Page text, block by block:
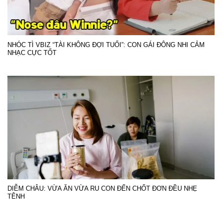
NHÓC TÌ VBIZ “TÀI KHÔNG ĐỢI TUỔI”: CON GÁI ĐÔNG NHI CẢM
NHẠC CỰC TỐT
DIỄM CHÂU: VỪA ĂN VỪA RU CON ĐẾN CHỐT ĐƠN ĐỀU NHẸ
TÊNH